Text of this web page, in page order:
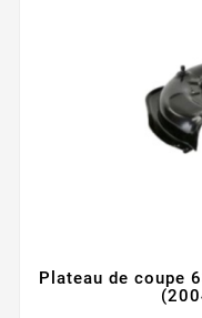
Plateau de coupe